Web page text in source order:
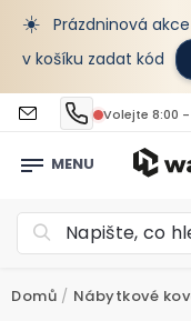
☀️ Prázdninová
v košíku zadat kód
Volejte 8:00 -
Domů / Nábytkové